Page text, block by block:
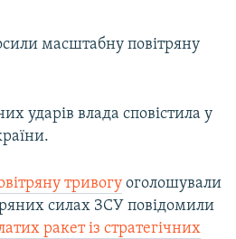
масштабну повітряну
ударів влада сповістила у
тривогу оголошували
силах ЗСУ повідомили
ракет із стратегічних